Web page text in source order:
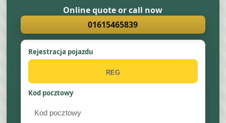
Online quote or call now
01615465839
Rejestracja pojazdu
Kod pocztowy